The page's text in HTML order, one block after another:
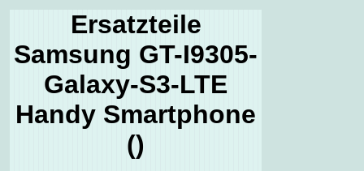
Ersatzteile
Samsung GT-I9305-
Galaxy-S3-LTE
Handy Smartphone
()